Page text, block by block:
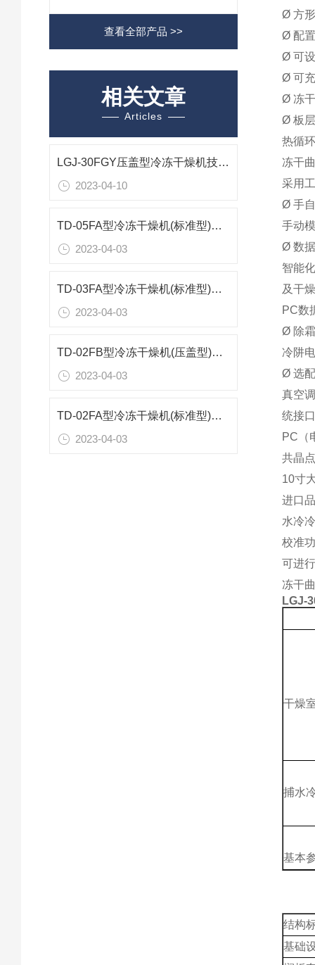
查看全部产品 >>
相关文章
Articles
LGJ-30FGY压盖型冷冻干燥机技术参数
2023-04-10
TD-05FA型冷冻干燥机(标准型)技术参数
2023-04-03
TD-03FA型冷冻干燥机(标准型)技术参数
2023-04-03
TD-02FB型冷冻干燥机(压盖型)技术参数
2023-04-03
TD-02FA型冷冻干燥机(标准型)技术参数
2023-04-03
Ø 方
Ø 配
Ø 可
Ø 可
Ø 冻
Ø 板
热循
冻干
采用
Ø 手
手动
Ø 数
智能
及干
PC数
Ø 除
冷阱
Ø 选
真空
统接
PC（
共晶
10寸
进口
水冷
校准
可进
冻干
LGJ-
干燥
捕水
基本
结构
基础